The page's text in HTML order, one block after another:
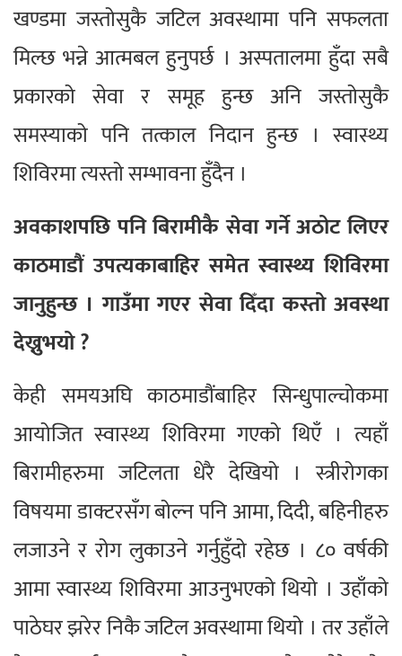
खण्डमा जस्तोसुकै जटिल अवस्थामा पनि सफलता
मिल्छ भन्ने आत्मबल हुनुपर्छ । अस्पतालमा हुँदा सबै
प्रकारको सेवा र समूह हुन्छ अनि जस्तोसुकै
समस्याको पनि तत्काल निदान हुन्छ । स्वास्थ्य
शिविरमा त्यस्तो सम्भावना हुँदैन ।
अवकाशपछि पनि बिरामीकै सेवा गर्ने अठोट लिएर
काठमाडौं उपत्यकाबाहिर समेत स्वास्थ्य शिविरमा
जानुहुन्छ । गाउँमा गएर सेवा दिँदा कस्तो अवस्था
देख्नुभयो ?
केही समयअघि काठमाडौंबाहिर सिन्धुपाल्चोकमा
आयोजित स्वास्थ्य शिविरमा गएको थिएँ । त्यहाँ
बिरामीहरुमा जटिलता धेरै देखियो । स्त्रीरोगका
विषयमा डाक्टरसँग बोल्न पनि आमा, दिदी, बहिनीहरु
लजाउने र रोग लुकाउने गर्नुहुँदो रहेछ । ८० वर्षकी
आमा स्वास्थ्य शिविरमा आउनुभएको थियो । उहाँको
पाठेघर झरेर निकै जटिल अवस्थामा थियो । तर उहाँले